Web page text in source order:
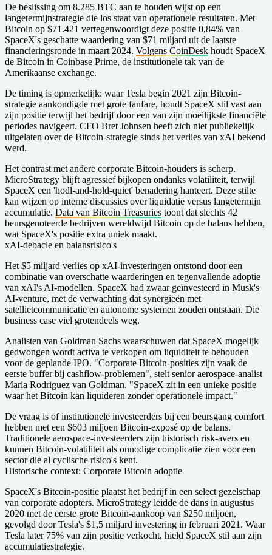
De beslissing om 8.285 BTC aan te houden wijst op een
langetermijnstrategie die los staat van operationele resultaten. Met
Bitcoin op $71.421 vertegenwoordigt deze positie 0,84% van
SpaceX's geschatte waardering van $71 miljard uit de laatste
financieringsronde in maart 2024. Volgens CoinDesk houdt SpaceX
de Bitcoin in Coinbase Prime, de institutionele tak van de
Amerikaanse exchange.
De timing is opmerkelijk: waar Tesla begin 2021 zijn Bitcoin-
strategie aankondigde met grote fanfare, houdt SpaceX stil vast aan
zijn positie terwijl het bedrijf door een van zijn moeilijkste financiële
periodes navigeert. CFO Bret Johnsen heeft zich niet publiekelijk
uitgelaten over de Bitcoin-strategie sinds het verlies van xAI bekend
werd.
Het contrast met andere corporate Bitcoin-houders is scherp.
MicroStrategy blijft agressief bijkopen ondanks volatiliteit, terwijl
SpaceX een 'hodl-and-hold-quiet' benadering hanteert. Deze stilte
kan wijzen op interne discussies over liquidatie versus langetermijn
accumulatie. Data van Bitcoin Treasuries toont dat slechts 42
beursgenoteerde bedrijven wereldwijd Bitcoin op de balans hebben,
wat SpaceX's positie extra uniek maakt.
xAI-debacle en balansrisico's
Het $5 miljard verlies op xAI-investeringen ontstond door een
combinatie van overschatte waarderingen en tegenvallende adoptie
van xAI's AI-modellen. SpaceX had zwaar geïnvesteerd in Musk's
AI-venture, met de verwachting dat synergieën met
satellietcommunicatie en autonome systemen zouden ontstaan. Die
business case viel grotendeels weg.
Analisten van Goldman Sachs waarschuwen dat SpaceX mogelijk
gedwongen wordt activa te verkopen om liquiditeit te behouden
voor de geplande IPO. "Corporate Bitcoin-posities zijn vaak de
eerste buffer bij cashflow-problemen", stelt senior aerospace-analist
Maria Rodriguez van Goldman. "SpaceX zit in een unieke positie
waar het Bitcoin kan liquideren zonder operationele impact."
De vraag is of institutionele investeerders bij een beursgang comfort
hebben met een $603 miljoen Bitcoin-exposé op de balans.
Traditionele aerospace-investeerders zijn historisch risk-avers en
kunnen Bitcoin-volatiliteit als onnodige complicatie zien voor een
sector die al cyclische risico's kent.
Historische context: Corporate Bitcoin adoptie
SpaceX's Bitcoin-positie plaatst het bedrijf in een select gezelschap
van corporate adopters. MicroStrategy leidde de dans in augustus
2020 met de eerste grote Bitcoin-aankoop van $250 miljoen,
gevolgd door Tesla's $1,5 miljard investering in februari 2021. Waar
Tesla later 75% van zijn positie verkocht, hield SpaceX stil aan zijn
accumulatiestrategie.